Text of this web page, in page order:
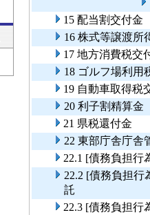
15 配当割交付金
16 株式等譲渡所
17 地方消費税交
18 ゴルフ場利用
19 自動車取得税
20 利子割精算金
21 県税還付金
22 東部庁舎庁舎
22.1 [債務負担行
22.2 [債務負担
託
22.3 [債務負担行